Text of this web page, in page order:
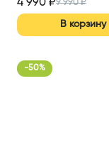
4 990 ₽9 990₽
В корзину
-50%